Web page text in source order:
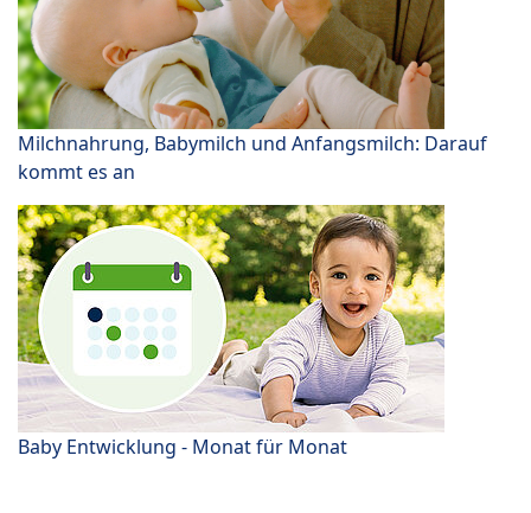
Milchnahrung, Babymilch und Anfangsmilch: Darauf
kommt es an
Baby Entwicklung - Monat für Monat